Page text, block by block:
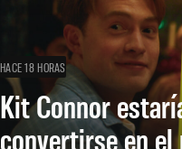
HACE 18 HORAS
Kit Connor
convertirse en el